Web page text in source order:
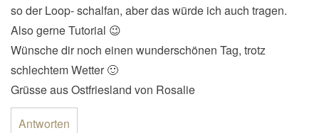
so der Loop- schalfan, aber das würde ich auch tragen.
Also gerne Tutorial 😉
Wünsche dir noch einen wunderschönen Tag, trotz
schlechtem Wetter 🙂
Grüsse aus Ostfriesland von Rosalie
Antworten